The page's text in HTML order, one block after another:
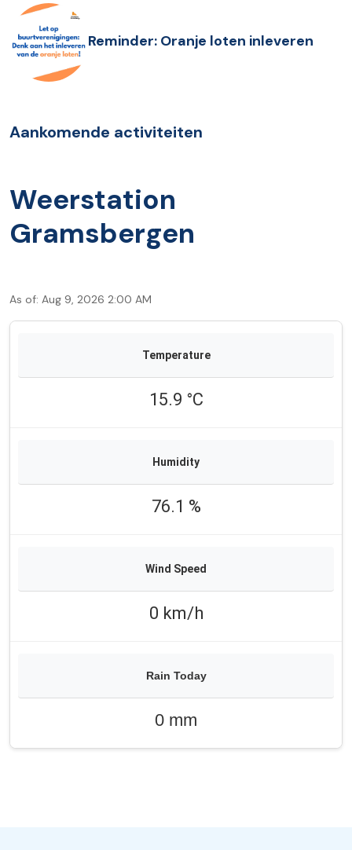
Reminder: Oranje loten inleveren
Aankomende activiteiten
Weerstation
Gramsbergen
As of: Aug 9, 2026 2:00 AM
15.9 °C
76.1 %
0 km/h
0 mm